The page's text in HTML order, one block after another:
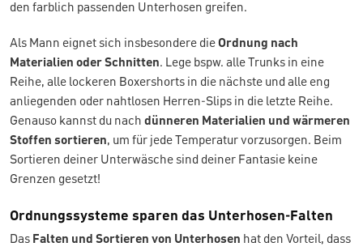
den farblich passenden Unterhosen greifen.
Als Mann eignet sich insbesondere dieOrdnung nach
Materialien oder Schnitten. Lege bspw. alle Trunks in eine
Reihe, alle lockeren Boxershorts in die nächste und alle eng
anliegenden oder nahtlosen Herren-Slips in die letzte Reihe.
Genauso kannst du nach dünneren Materialien und wärmeren
Stoffen sortieren, um für jede Temperatur vorzusorgen. Beim
Sortieren deiner Unterwäsche sind deiner Fantasie keine
Grenzen gesetzt!
Ordnungssysteme sparen das Unterhosen-Falten
Das Falten und Sortieren von Unterhosen hat den Vorteil, dass